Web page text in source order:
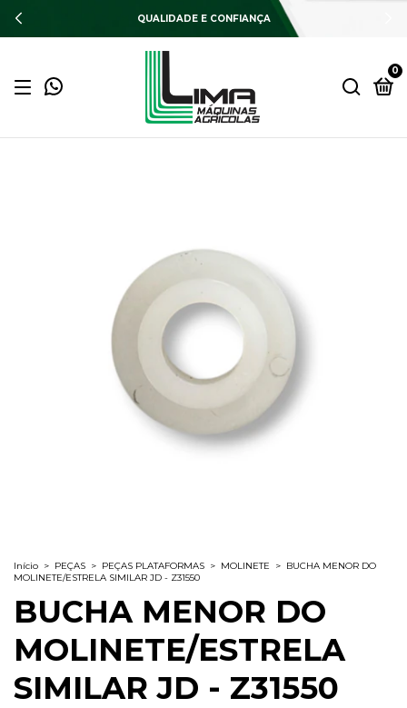
QUALIDADE E CONFIANÇA
0
Início > PEÇAS > PEÇAS PLATAFORMAS > MOLINETE > BUCHA MENOR DO
MOLINETE/ESTRELA SIMILAR JD - Z31550
BUCHA MENOR DO
MOLINETE/ESTRELA
SIMILAR JD - Z31550